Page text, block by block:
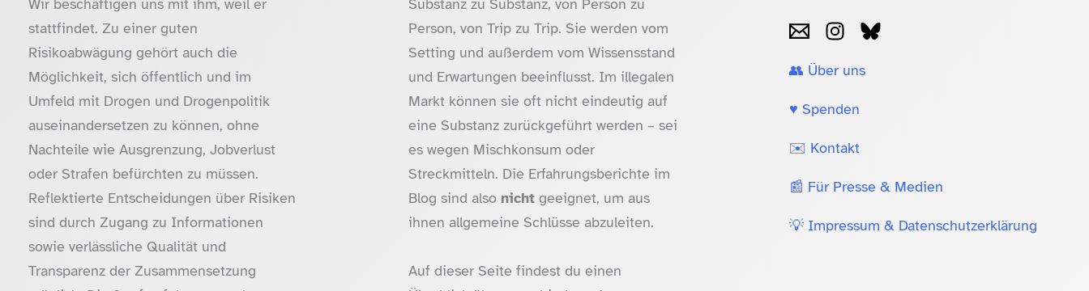
Wir beschäftigen uns mit ihm, weil er
stattfindet. Zu einer guten
Risikoabwägung gehört auch die
Möglichkeit, sich öffentlich und im
Umfeld mit Drogen und Drogenpolitik
auseinandersetzen zu können, ohne
Nachteile wie Ausgrenzung, Jobverlust
oder Strafen befürchten zu müssen.
Reflektierte Entscheidungen über Risiken
sind durch Zugang zu Informationen
sowie verlässliche Qualität und
Transparenz der Zusammensetzung
Substanz zu Substanz, von Person zu
Person, von Trip zu Trip. Sie werden vom
Setting und außerdem vom Wissensstand
und Erwartungen beeinflusst. Im illegalen
Markt können sie oft nicht eindeutig auf
eine Substanz zurückgeführt werden – sei
es wegen Mischkonsum oder
Streckmitteln. Die Erfahrungsberichte im
Blog sind also nicht geeignet, um aus
ihnen allgemeine Schlüsse abzuleiten.
Auf dieser Seite findest du einen
👥 Über uns
♥️ Spenden
✉️ Kontakt
📰 Für Presse & Medien
💡 Impressum & Datenschutzerklärung